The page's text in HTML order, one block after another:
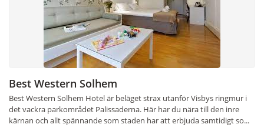
Best Western Solhem
Best Western Solhem Hotel är beläget strax utanför Visbys ringmur i
det vackra parkområdet Palissaderna. Här har du nära till den inre
kärnan och allt spännande som staden har att erbjuda samtidigt so...